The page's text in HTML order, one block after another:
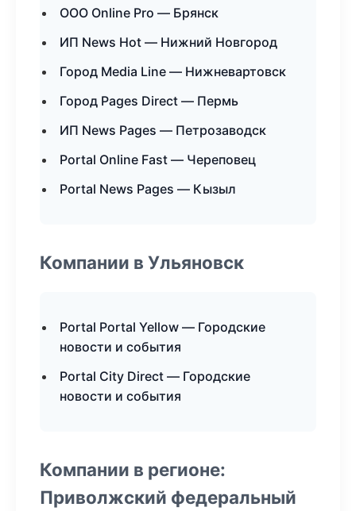
ООО Online Pro — Брянск
ИП News Hot — Нижний Новгород
Город Media Line — Нижневартовск
Город Pages Direct — Пермь
ИП News Pages — Петрозаводск
Portal Online Fast — Череповец
Portal News Pages — Кызыл
Компании в Ульяновск
Portal Portal Yellow — Городские
новости и события
Portal City Direct — Городские
новости и события
Компании в регионе:
Приволжский федеральный